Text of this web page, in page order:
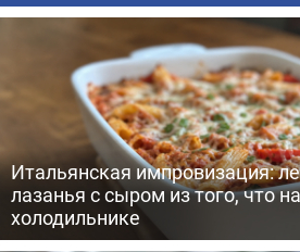
Итальянская импровизация:
лазанья с сыром из того, что
холодильнике